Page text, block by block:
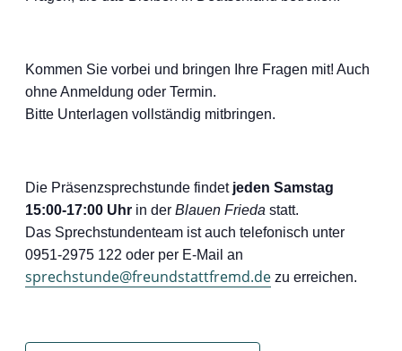
Kommen Sie vorbei und bringen Ihre Fragen mit! Auch
ohne Anmeldung oder Termin.
Bitte Unterlagen vollständig mitbringen.
Die Präsenzsprechstunde findet jeden Samstag
15:00-17:00 Uhr in der Blauen Frieda statt.
Das Sprechstundenteam ist auch telefonisch unter
0951-2975 122 oder per E-Mail an
sprechstunde@freundstattfremd.de zu erreichen.